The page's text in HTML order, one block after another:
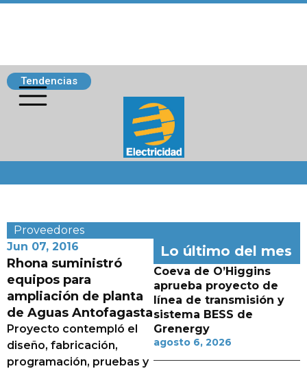
Tendencias
Proveedores
Jun 07, 2016
Rhona suministró
equipos para
ampliación de planta
de Aguas Antofagasta
Proyecto contempló el
diseño, fabricación,
programación, pruebas y
Lo último del mes
Coeva de O’Higgins
aprueba proyecto de
línea de transmisión y
sistema BESS de
Grenergy
agosto 6, 2026